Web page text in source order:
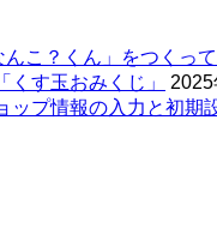
こ？くん」をつくっ
す玉おみくじ」
2025
ップ情報の入力と初期